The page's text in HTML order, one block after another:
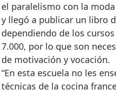
el paralelismo con la
y llegó a publicar un libro
dependiendo de los
7.000, por lo que son
de motivación y vocación.
“En esta escuela no les
técnicas de la cocina